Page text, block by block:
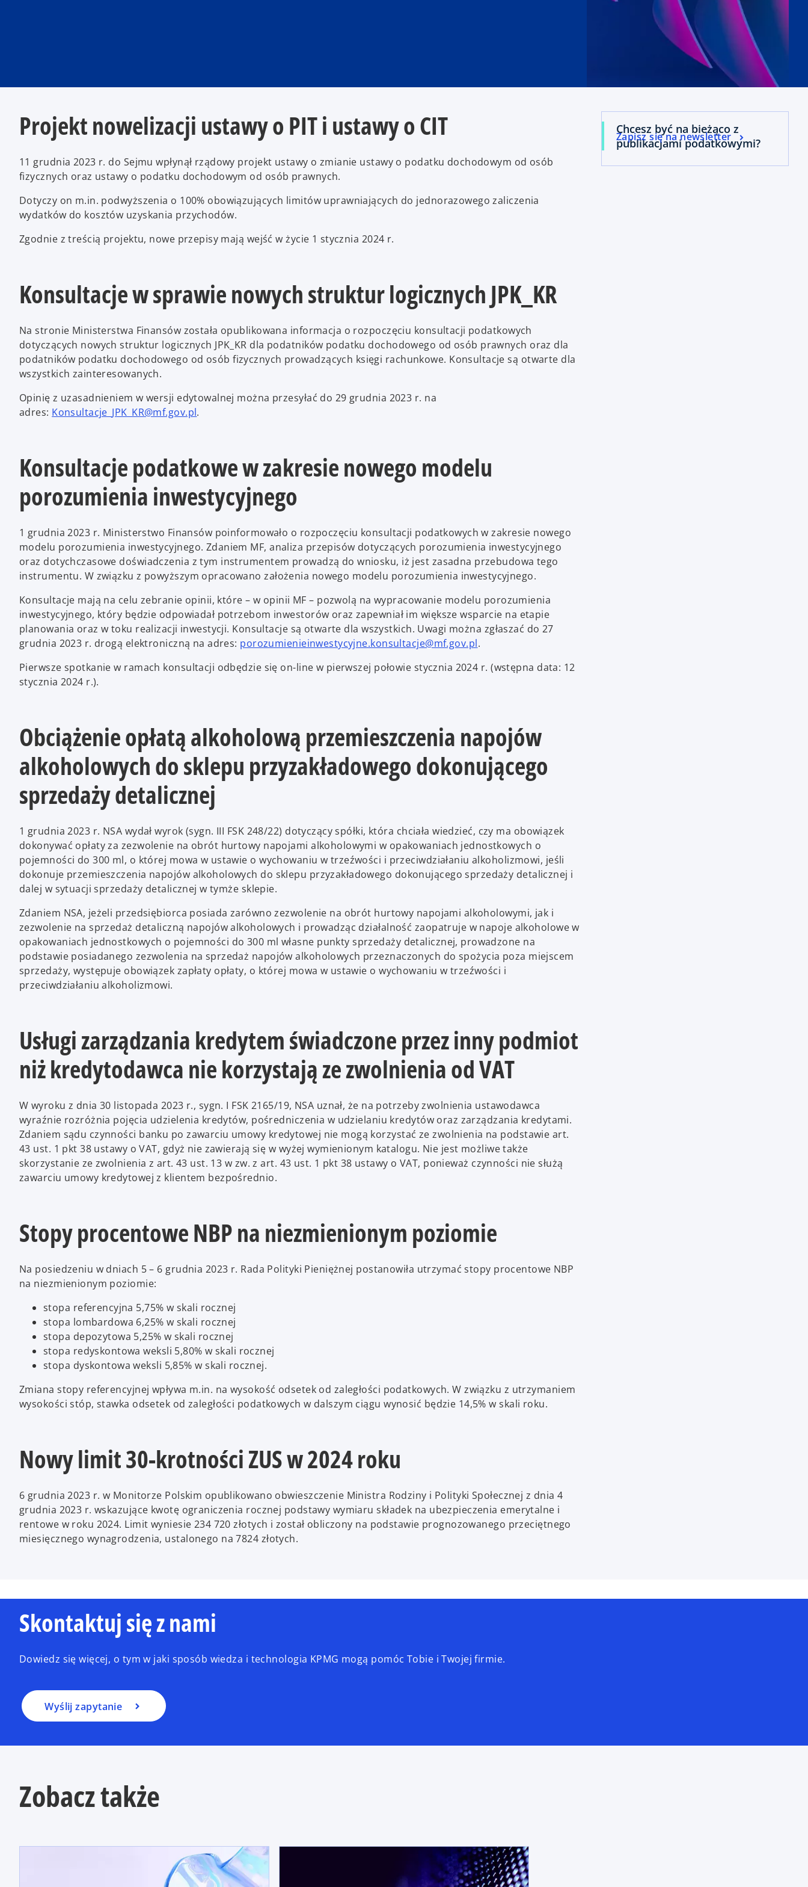
Projekt nowelizacji ustawy o PIT i ustawy o CIT
11 grudnia 2023 r. do Sejmu wpłynął rządowy projekt ustawy o zmianie ustawy o podatku dochodowym od osób
fizycznych oraz ustawy o podatku dochodowym od osób prawnych.
Dotyczy on m.in. podwyższenia o 100% obowiązujących limitów uprawniających do jednorazowego zaliczenia
wydatków do kosztów uzyskania przychodów.
Zgodnie z treścią projektu, nowe przepisy mają wejść w życie 1 stycznia 2024 r.
Konsultacje w sprawie nowych struktur logicznych JPK_KR
Na stronie Ministerstwa Finansów została opublikowana informacja o rozpoczęciu konsultacji podatkowych
dotyczących nowych struktur logicznych JPK_KR dla podatników podatku dochodowego od osób prawnych oraz dla
podatników podatku dochodowego od osób fizycznych prowadzących księgi rachunkowe. Konsultacje są otwarte dla
wszystkich zainteresowanych.
Opinię z uzasadnieniem w wersji edytowalnej można przesyłać do 29 grudnia 2023 r. na
adres: Konsultacje_JPK_KR@mf.gov.pl.
Konsultacje podatkowe w zakresie nowego modelu
porozumienia inwestycyjnego
1 grudnia 2023 r. Ministerstwo Finansów poinformowało o rozpoczęciu konsultacji podatkowych w zakresie nowego
modelu porozumienia inwestycyjnego. Zdaniem MF, analiza przepisów dotyczących porozumienia inwestycyjnego
oraz dotychczasowe doświadczenia z tym instrumentem prowadzą do wniosku, iż jest zasadna przebudowa tego
instrumentu. W związku z powyższym opracowano założenia nowego modelu porozumienia inwestycyjnego.
Konsultacje mają na celu zebranie opinii, które – w opinii MF – pozwolą na wypracowanie modelu porozumienia
inwestycyjnego, który będzie odpowiadał potrzebom inwestorów oraz zapewniał im większe wsparcie na etapie
planowania oraz w toku realizacji inwestycji. Konsultacje są otwarte dla wszystkich. Uwagi można zgłaszać do 27
grudnia 2023 r. drogą elektroniczną na adres: porozumienieinwestycyjne.konsultacje@mf.gov.pl.
Pierwsze spotkanie w ramach konsultacji odbędzie się on-line w pierwszej połowie stycznia 2024 r. (wstępna data: 12
stycznia 2024 r.).
Obciążenie opłatą alkoholową przemieszczenia napojów
alkoholowych do sklepu przyzakładowego dokonującego
sprzedaży detalicznej
1 grudnia 2023 r. NSA wydał wyrok (sygn. III FSK 248/22) dotyczący spółki, która chciała wiedzieć, czy ma obowiązek
dokonywać opłaty za zezwolenie na obrót hurtowy napojami alkoholowymi w opakowaniach jednostkowych o
pojemności do 300 ml, o której mowa w ustawie o wychowaniu w trzeźwości i przeciwdziałaniu alkoholizmowi, jeśli
dokonuje przemieszczenia napojów alkoholowych do sklepu przyzakładowego dokonującego sprzedaży detalicznej i
dalej w sytuacji sprzedaży detalicznej w tymże sklepie.
Zdaniem NSA, jeżeli przedsiębiorca posiada zarówno zezwolenie na obrót hurtowy napojami alkoholowymi, jak i
zezwolenie na sprzedaż detaliczną napojów alkoholowych i prowadząc działalność zaopatruje w napoje alkoholowe w
opakowaniach jednostkowych o pojemności do 300 ml własne punkty sprzedaży detalicznej, prowadzone na
podstawie posiadanego zezwolenia na sprzedaż napojów alkoholowych przeznaczonych do spożycia poza miejscem
sprzedaży, występuje obowiązek zapłaty opłaty, o której mowa w ustawie o wychowaniu w trzeźwości i
przeciwdziałaniu alkoholizmowi.
Usługi zarządzania kredytem świadczone przez inny podmiot
niż kredytodawca nie korzystają ze zwolnienia od VAT
W wyroku z dnia 30 listopada 2023 r., sygn. I FSK 2165/19, NSA uznał, że na potrzeby zwolnienia ustawodawca
wyraźnie rozróżnia pojęcia udzielenia kredytów, pośredniczenia w udzielaniu kredytów oraz zarządzania kredytami.
Zdaniem sądu czynności banku po zawarciu umowy kredytowej nie mogą korzystać ze zwolnienia na podstawie art.
43 ust. 1 pkt 38 ustawy o VAT, gdyż nie zawierają się w wyżej wymienionym katalogu. Nie jest możliwe także
skorzystanie ze zwolnienia z art. 43 ust. 13 w zw. z art. 43 ust. 1 pkt 38 ustawy o VAT, ponieważ czynności nie służą
zawarciu umowy kredytowej z klientem bezpośrednio.
Stopy procentowe NBP na niezmienionym poziomie
Na posiedzeniu w dniach 5 – 6 grudnia 2023 r. Rada Polityki Pieniężnej postanowiła utrzymać stopy procentowe NBP
na niezmienionym poziomie:
stopa referencyjna 5,75% w skali rocznej
stopa lombardowa 6,25% w skali rocznej
stopa depozytowa 5,25% w skali rocznej
stopa redyskontowa weksli 5,80% w skali rocznej
stopa dyskontowa weksli 5,85% w skali rocznej.
Zmiana stopy referencyjnej wpływa m.in. na wysokość odsetek od zaległości podatkowych. W związku z utrzymaniem
wysokości stóp, stawka odsetek od zaległości podatkowych w dalszym ciągu wynosić będzie 14,5% w skali roku.
Nowy limit 30-krotności ZUS w 2024 roku
6 grudnia 2023 r. w Monitorze Polskim opublikowano obwieszczenie Ministra Rodziny i Polityki Społecznej z dnia 4
grudnia 2023 r. wskazujące kwotę ograniczenia rocznej podstawy wymiaru składek na ubezpieczenia emerytalne i
rentowe w roku 2024. Limit wyniesie 234 720 złotych i został obliczony na podstawie prognozowanego przeciętnego
miesięcznego wynagrodzenia, ustalonego na 7824 złotych.
Chcesz być na bieżąco z
publikacjami podatkowymi?
Zapisz się na newsletter
Skontaktuj się z nami
Dowiedz się więcej, o tym w jaki sposób wiedza i technologia KPMG mogą pomóc Tobie i Twojej firmie.
Wyślij zapytanie
Zobacz także